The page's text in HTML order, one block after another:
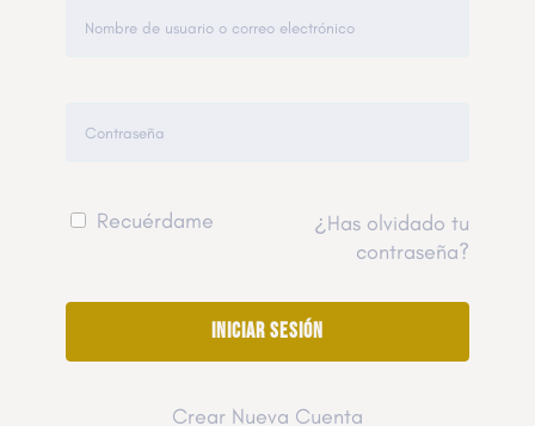
Recuérdame
¿Has olvidado tu
contraseña?
Crear Nueva Cuenta